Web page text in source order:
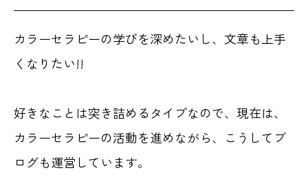
カラーセラピーの学びを深めたいし、文章も上手
くなりたい!!
好きなことは突き詰めるタイプなので、現在は、
カラーセラピーの活動を進めながら、こうしてブ
ログも運営しています。